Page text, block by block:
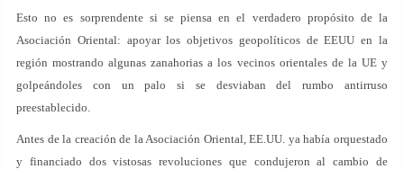
Esto no es sorprendente si se piensa en el verdadero propósito de la
Asociación Oriental: apoyar los objetivos geopolíticos de EEUU en la
región mostrando algunas zanahorias a los vecinos orientales de la UE y
golpeándoles con un palo si se desviaban del rumbo antirruso
preestablecido.
Antes de la creación de la Asociación Oriental, EE.UU. ya había orquestado
y financiado dos vistosas revoluciones que condujeron al cambio de